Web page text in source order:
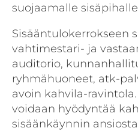
suojaamalle
Sisääntulokerrokseen
vahtimestari- ja
auditorio,
ryhmähuoneet, atk-
avoin kahvila-
voidaan hyödyntää
sisäänkäynnin